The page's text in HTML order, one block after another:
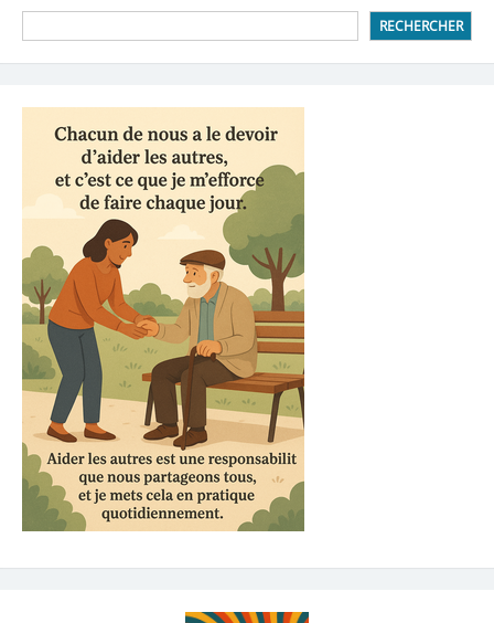
RECHERCHER